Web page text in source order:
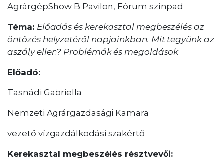
AgrárgépShow B Pavilon, Fórum színpad
Téma: Előadás és kerekasztal megbeszélés az
öntözés helyzetéről napjainkban. Mit tegyünk az
aszály ellen? Problémák és megoldások
Előadó:
Tasnádi Gabriella
Nemzeti Agrárgazdasági Kamara
vezető vízgazdálkodási szakértő
Kerekasztal megbeszélés résztvevői: